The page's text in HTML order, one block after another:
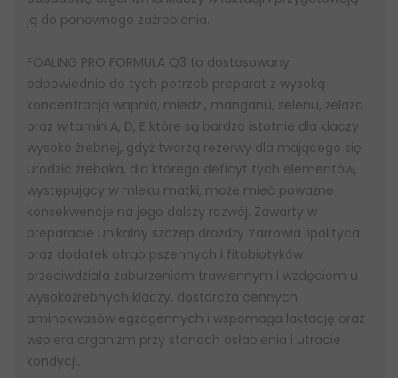
ją do ponownego zaźrebienia.
FOALING PRO FORMULA Q3 to dostosowany
odpowiednio do tych potrzeb preparat z wysoką
koncentracją wapnia, miedzi, manganu, selenu, żelaza
oraz witamin A, D, E które są bardzo istotnie dla klaczy
wysoko źrebnej, gdyż tworzą rezerwy dla mającego się
urodzić źrebaka, dla którego deficyt tych elementów,
występujący w mleku matki, może mieć poważne
konsekwencje na jego dalszy rozwój. Zawarty w
preparacie unikalny szczep drożdży Yarrowia lipolityca
oraz dodatek otrąb pszennych i fitobiotyków
przeciwdziała zaburzeniom trawiennym i wzdęciom u
wysokoźrebnych klaczy, dostarcza cennych
aminokwasów egzogennych i wspomaga laktację oraz
wspiera organizm przy stanach osłabienia i utracie
kondycji.